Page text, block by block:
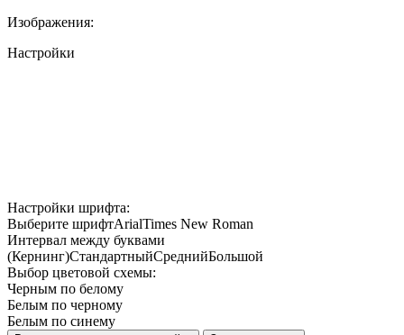
Изображения:
Настройки
Настройки шрифта:
Выберите шрифтArialTimes New Roman
Интервал между буквами
(Кернинг)СтандартныйСреднийБольшой
Выбор цветовой схемы:
Черным по белому
Белым по черному
Белым по синему